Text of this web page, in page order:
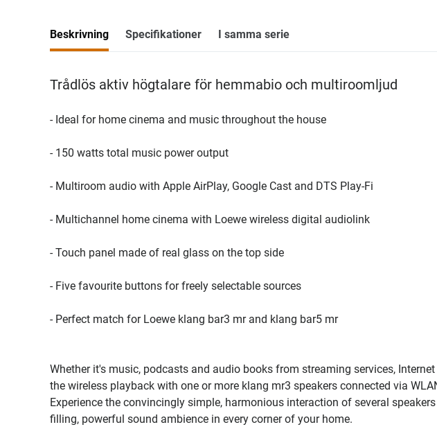
Beskrivning Specifikationer I samma serie
Trådlös aktiv högtalare för hemmabio och multiroomljud
- Ideal for home cinema and music throughout the house
- 150 watts total music power output
- Multiroom audio with Apple AirPlay, Google Cast and DTS Play-Fi
- Multichannel home cinema with Loewe wireless digital audiolink
- Touch panel made of real glass on the top side
- Five favourite buttons for freely selectable sources
- Perfect match for Loewe klang bar3 mr and klang bar5 mr
Whether it's music, podcasts and audio books from streaming services,
the wireless playback with one or more klang mr3 speakers connected via
Experience the convincingly simple, harmonious interaction of several
filling, powerful sound ambience in every corner of your home.